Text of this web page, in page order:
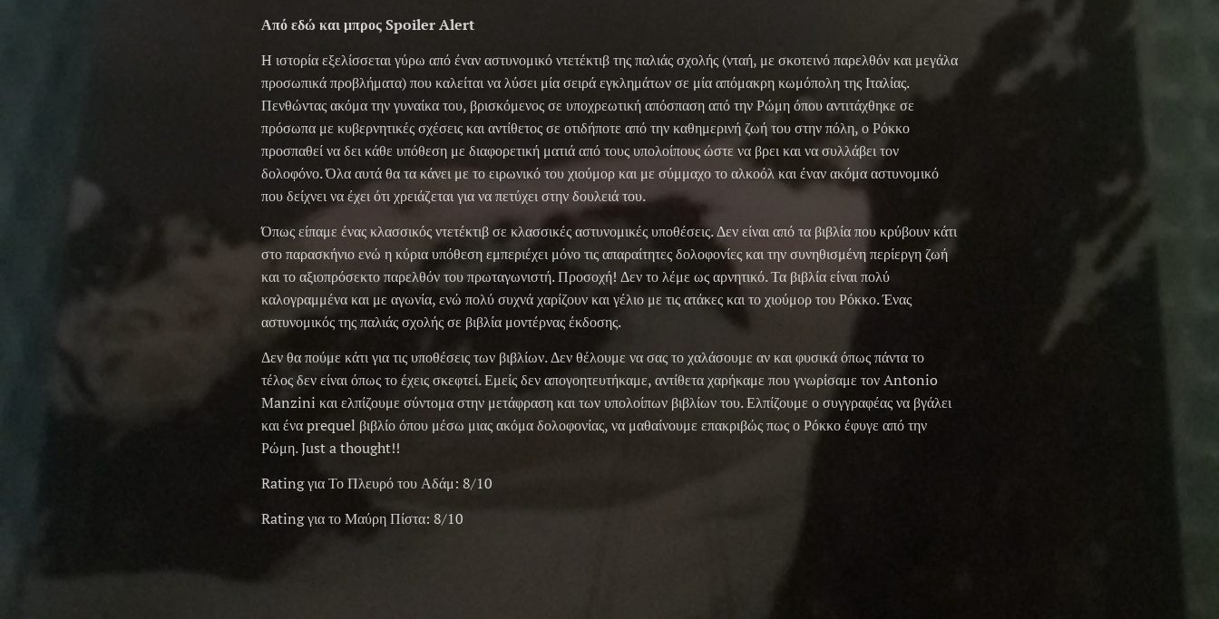
Από εδώ και μπρος Spoiler Alert
H ιστορία εξελίσσεται γύρω από έναν αστυνομικό ντετέκτιβ της παλιάς σχολής (νταή, με σκοτεινό παρελθόν και μεγάλα
προσωπικά προβλήματα) που καλείται να λύσει μία σειρά εγκλημάτων σε μία απόμακρη κωμόπολη της Ιταλίας.
Πενθώντας ακόμα την γυναίκα του, βρισκόμενος σε υποχρεωτική απόσπαση από την Ρώμη όπου αντιτάχθηκε σε
πρόσωπα με κυβερνητικές σχέσεις και αντίθετος σε οτιδήποτε από την καθημερινή ζωή του στην πόλη, ο Ρόκκο
προσπαθεί να δει κάθε υπόθεση με διαφορετική ματιά από τους υπολοίπους ώστε να βρει και να συλλάβει τον
δολοφόνο. Όλα αυτά θα τα κάνει με το ειρωνικό του χιούμορ και με σύμμαχο το αλκοόλ και έναν ακόμα αστυνομικό
που δείχνει να έχει ότι χρειάζεται για να πετύχει στην δουλειά του.
Όπως είπαμε ένας κλασσικός ντετέκτιβ σε κλασσικές αστυνομικές υποθέσεις. Δεν είναι από τα βιβλία που κρύβουν κάτι
στο παρασκήνιο ενώ η κύρια υπόθεση εμπεριέχει μόνο τις απαραίτητες δολοφονίες και την συνηθισμένη περίεργη ζωή
και το αξιοπρόσεκτο παρελθόν του πρωταγωνιστή. Προσοχή! Δεν το λέμε ως αρνητικό. Τα βιβλία είναι πολύ
καλογραμμένα και με αγωνία, ενώ πολύ συχνά χαρίζουν και γέλιο με τις ατάκες και το χιούμορ του Ρόκκο. Ένας
αστυνομικός της παλιάς σχολής σε βιβλία μοντέρνας έκδοσης.
Δεν θα πούμε κάτι για τις υποθέσεις των βιβλίων. Δεν θέλουμε να σας το χαλάσουμε αν και φυσικά όπως πάντα το
τέλος δεν είναι όπως το έχεις σκεφτεί. Εμείς δεν απογοητευτήκαμε, αντίθετα χαρήκαμε που γνωρίσαμε τον Antonio
Manzini και ελπίζουμε σύντομα στην μετάφραση και των υπολοίπων βιβλίων του. Ελπίζουμε ο συγγραφέας να βγάλει
και ένα prequel βιβλίο όπου μέσω μιας ακόμα δολοφονίας, να μαθαίνουμε επακριβώς πως ο Ρόκκο έφυγε από την
Ρώμη. Just a thought!!
Rating για Το Πλευρό του Αδάμ: 8/10
Rating για το Μαύρη Πίστα: 8/10